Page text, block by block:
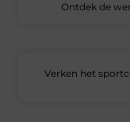
Ontdek de
Verken het